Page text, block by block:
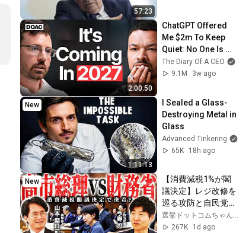
57:23
2:00:50
ChatGPT Offered
Me $2m To Keep
Quiet: No One Is
Ready For What's
Coming!
The Diary Of A CEO
9.1M
3w ago
1:11:13
New
I Sealed a Glass-
Destroying Metal in
Glass
Advanced Tinkering
65K
18h ago
New
【消費減税1%が閣
議決定】レジ改修を
巡る攻防と自民党内
の激しい葛藤／中
道・立憲・公明の3
選挙ドットコムちゃんねる
267K
1d ago